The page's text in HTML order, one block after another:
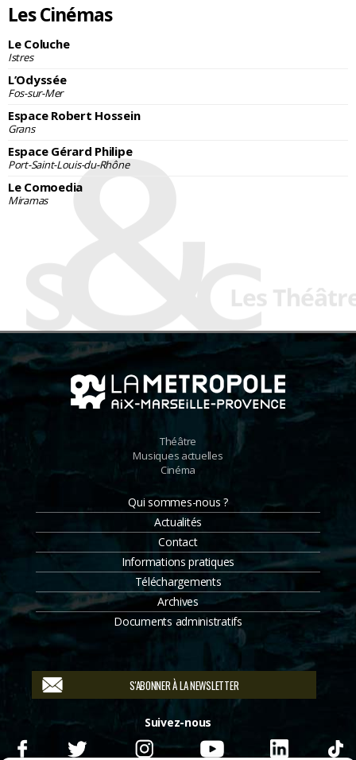
Les Cinémas
Le Coluche
Istres
L’Odyssée
Fos-sur-Mer
Espace Robert Hossein
Grans
Espace Gérard Philipe
Port-Saint-Louis-du-Rhône
Le Comoedia
Miramas
Théâtre
Musiques actuelles
Cinéma
Qui sommes-nous ?
Actualités
Contact
Informations pratiques
Téléchargements
Archives
Documents administratifs
S'ABONNER À LA NEWSLETTER
Suivez-nous